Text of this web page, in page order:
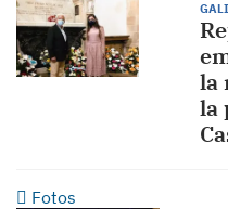
la
la
Fotos